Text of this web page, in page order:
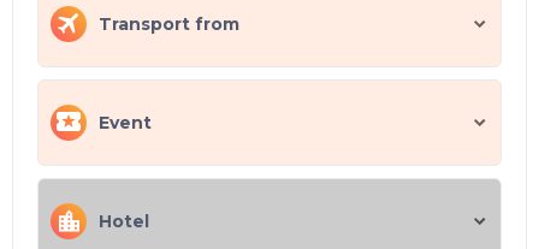
Transport from
Event
Hotel